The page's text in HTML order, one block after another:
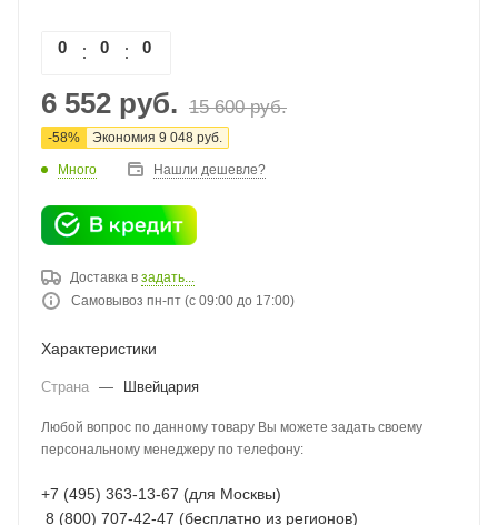
0 0 0
6 552 руб. 15 600руб.
-58% Экономия 9 048 руб.
Много Нашли дешевле?
Доставка в задать...
Самовывоз пн-пт (с 09:00 до 17:00)
Характеристики
Страна — Швейцария
Любой вопрос по данному товару Вы можете задать своему
персональному менеджеру по телефону:
+7 (495) 363-13-67 (для Москвы)
8 (800) 707-42-47 (бесплатно из регионов)